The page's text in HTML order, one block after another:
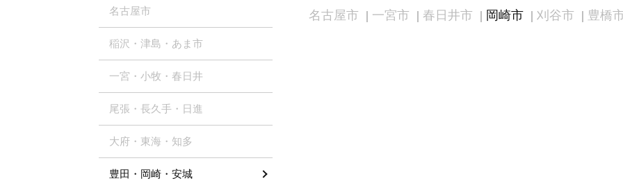
名古屋市 一宮市 春日井市 岡崎市 刈谷市 豊橋
名古屋市
稲沢・津島・あま市
一宮・小牧・春日井
尾張・長久手・日進
大府・東海・知多
豊田・岡崎・安城